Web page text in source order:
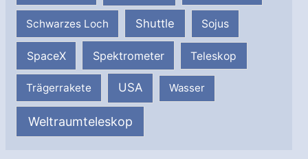
Schwarzes Loch Shuttle Sojus
SpaceX Spektrometer Teleskop
Trägerrakete USA Wasser
Weltraumteleskop